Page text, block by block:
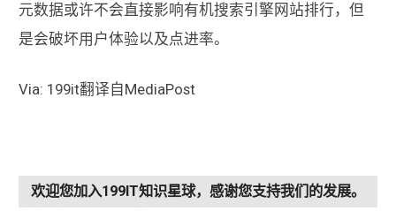
元数据或许不会直接影响有机搜索引擎网站排行，但
是会破坏用户体验以及点进率。
Via: 199it翻译自MediaPost
欢迎您加入199IT知识星球，感谢您支持我们的发展。